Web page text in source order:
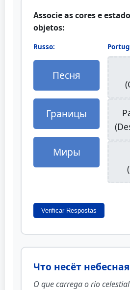
Associe as cores e
objetos:
Russo:
Песня
Границы
Миры
Verificar Respostas
Что несёт
O que carrega o rio